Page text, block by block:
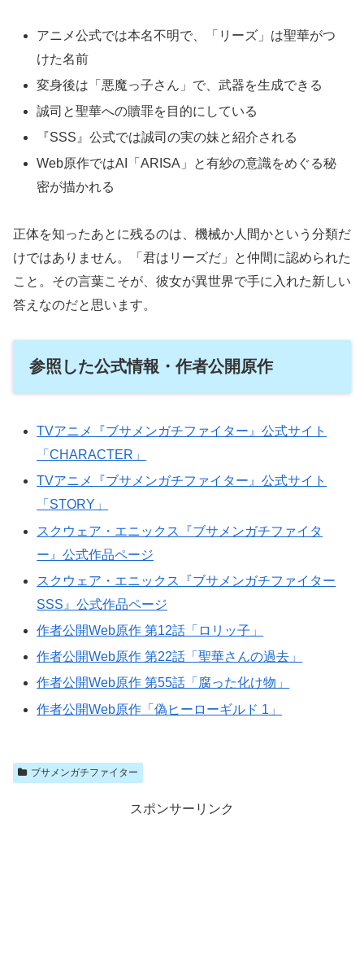
アニメ公式では本名不明で、「リーズ」は聖華がつ
けた名前
変身後は「悪魔っ子さん」で、武器を生成できる
誠司と聖華への贖罪を目的にしている
『SSS』公式では誠司の実の妹と紹介される
Web原作ではAI「ARISA」と有紗の意識をめぐる秘
密が描かれる
正体を知ったあとに残るのは、機械か人間かという分類だ
けではありません。「君はリーズだ」と仲間に認められた
こと。その言葉こそが、彼女が異世界で手に入れた新しい
答えなのだと思います。
参照した公式情報・作者公開原作
TVアニメ『ブサメンガチファイター』公式サイト
「CHARACTER」
TVアニメ『ブサメンガチファイター』公式サイト
「STORY」
スクウェア・エニックス『ブサメンガチファイタ
ー』公式作品ページ
スクウェア・エニックス『ブサメンガチファイター
SSS』公式作品ページ
作者公開Web原作 第12話「ロリッ子」
作者公開Web原作 第22話「聖華さんの過去」
作者公開Web原作 第55話「腐った化け物」
作者公開Web原作「偽ヒーローギルド 1」
ブサメンガチファイター
スポンサーリンク